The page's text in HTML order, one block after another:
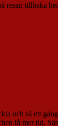
resan tillbaka
och så ett
få mer tid.